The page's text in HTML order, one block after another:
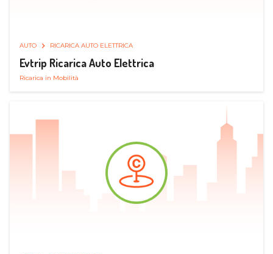
AUTO RICARICA AUTO ELETTRICA
Evtrip Ricarica Auto Elettrica
Ricarica in Mobilità